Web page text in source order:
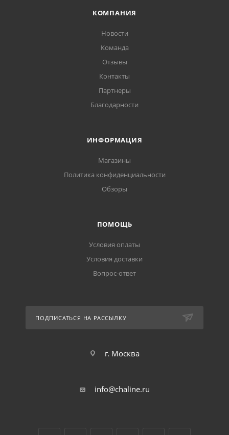
КОМПАНИЯ
Новости
Команда
Отзывы
Контакты
Партнеры
Благодарности
ИНФОРМАЦИЯ
Магазины
Политика конфиденциальности
Обзоры
ПОМОЩЬ
Условия оплаты
Условия доставки
Вопрос-ответ
ПОДПИСАТЬСЯ НА РАССЫЛКУ
г. Москва
info@chaline.ru